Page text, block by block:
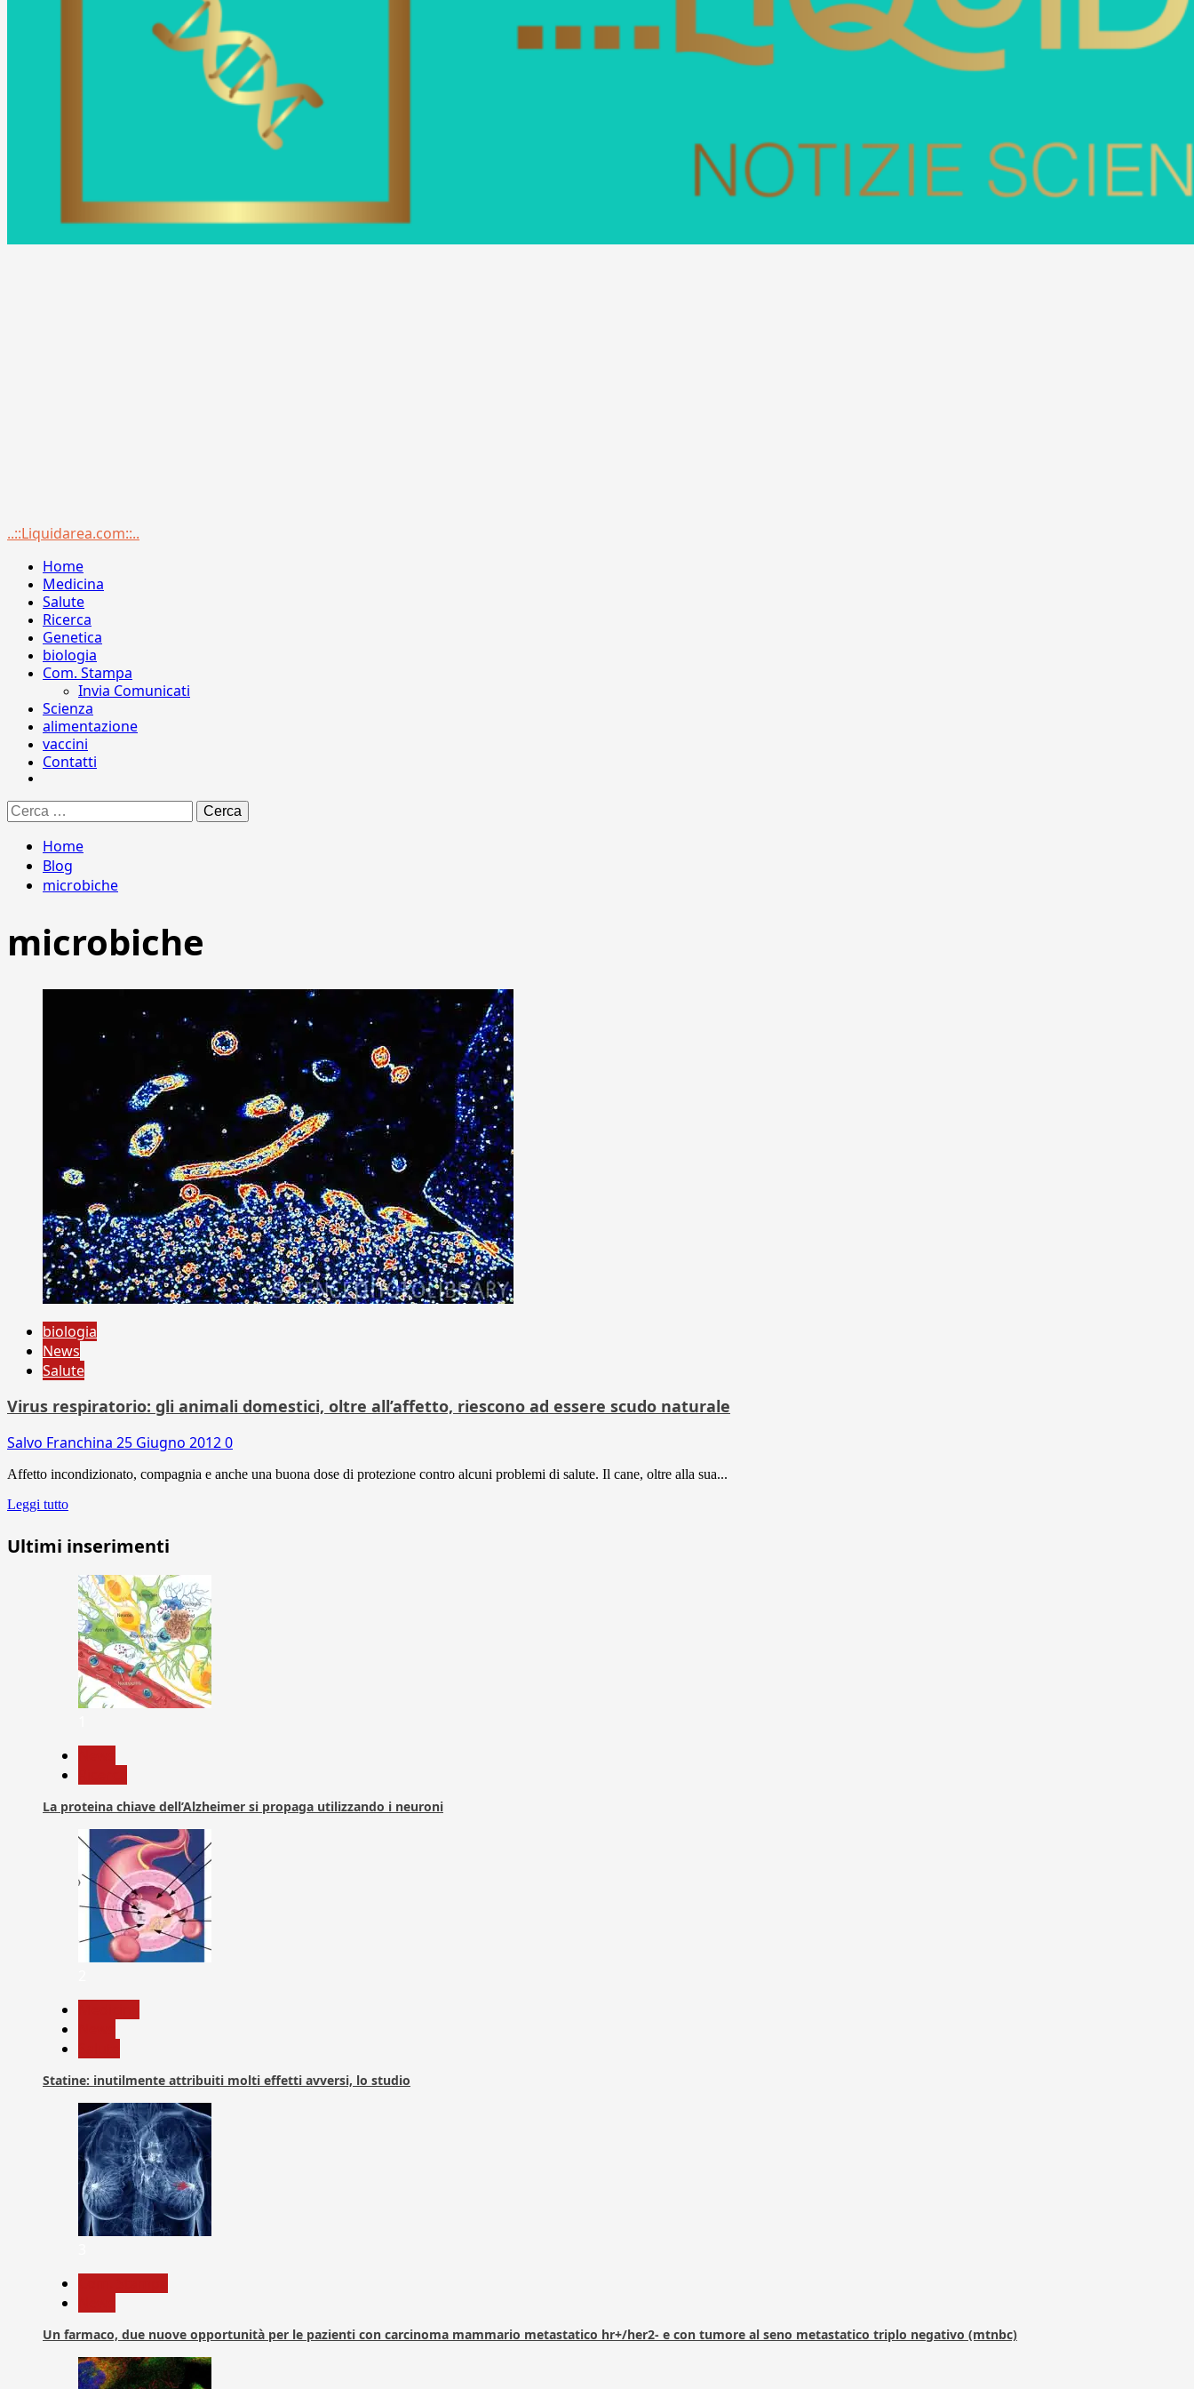
Menu
..::Liquidarea.com::..
Home
Medicina
Salute
Ricerca
Genetica
biologia
Com. Stampa
Invia Comunicati
Scienza
alimentazione
vaccini
Contatti
Ricerca
per:
Home
Blog
microbiche
microbiche
biologia
News
Salute
Virus respiratorio: gli animali domestici, oltre all’affetto, riescono ad essere scudo naturale
Salvo Franchina 25 Giugno 20120
Affetto incondizionato, compagnia e anche una buona dose di protezione contro alcuni problemi di salute. Il cane, oltre alla sua...
Leggi tutto
Ultimi inserimenti
La proteina chiave dell’Alzheimer si propaga utilizzando i neuroni
Statine: inutilmente attribuiti molti effetti avversi, lo studio
Un farmaco, due nuove opportunità per le pazienti con carcinoma mammario metastatico hr+/her2- e con tumore al seno metastatico triplo negativo (mtnbc)